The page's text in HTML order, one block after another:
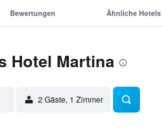
Bewertungen Ähnliche Hotels
Hotel Martina
2 Gäste, 1 Zimmer